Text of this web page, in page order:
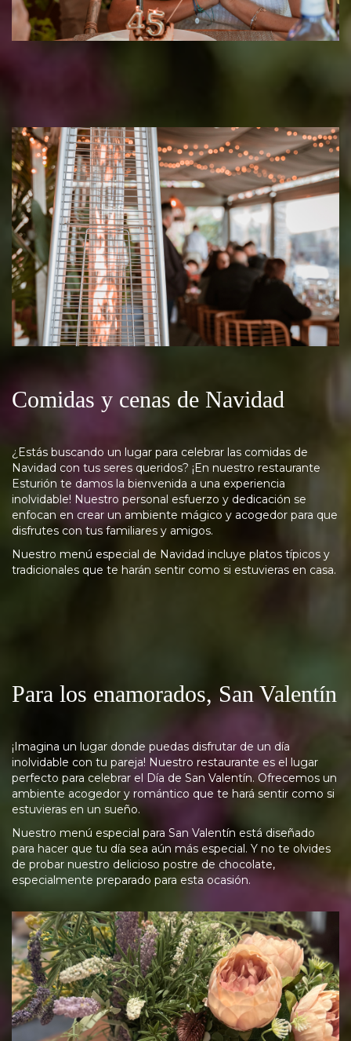
Comidas y cenas de Navidad
¿Estás buscando un lugar para celebrar las comidas de
Navidad con tus seres queridos? ¡En nuestro restaurante
Esturión te damos la bienvenida a una experiencia
inolvidable! Nuestro personal esfuerzo y dedicación se
enfocan en crear un ambiente mágico y acogedor para que
disfrutes con tus familiares y amigos.
Nuestro menú especial de Navidad incluye platos típicos y
tradicionales que te harán sentir como si estuvieras en casa.
Para los enamorados, San Valentín
¡Imagina un lugar donde puedas disfrutar de un día
inolvidable con tu pareja! Nuestro restaurante es el lugar
perfecto para celebrar el Día de San Valentín. Ofrecemos un
ambiente acogedor y romántico que te hará sentir como si
estuvieras en un sueño.
Nuestro menú especial para San Valentín está diseñado
para hacer que tu día sea aún más especial. Y no te olvides
de probar nuestro delicioso postre de chocolate,
especialmente preparado para esta ocasión.